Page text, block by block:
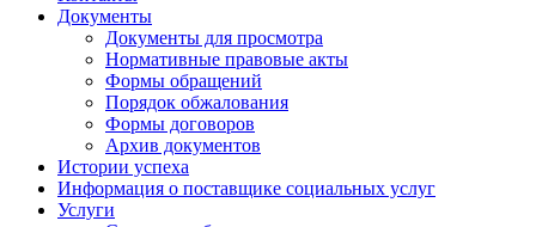
Документы
Документы для просмотра
Нормативные правовые акты
Формы обращений
Порядок обжалования
Формы договоров
Архив документов
Истории успеха
Информация о поставщике социальных услуг
Услуги